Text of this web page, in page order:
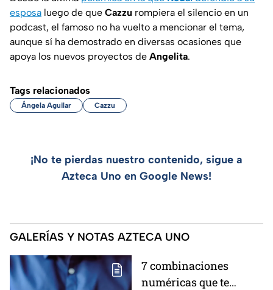
esposa luego de que Cazzu rompiera el silencio en un
podcast, el famoso no ha vuelto a mencionar el tema,
aunque sí ha demostrado en diversas ocasiones que
apoya los nuevos proyectos de Angelita.
Tags relacionados
Ángela Aguilar Cazzu
¡No te pierdas nuestro contenido, sigue a
Azteca Uno en Google News!
GALERÍAS Y NOTAS AZTECA UNO
7 combinaciones
numéricas que te